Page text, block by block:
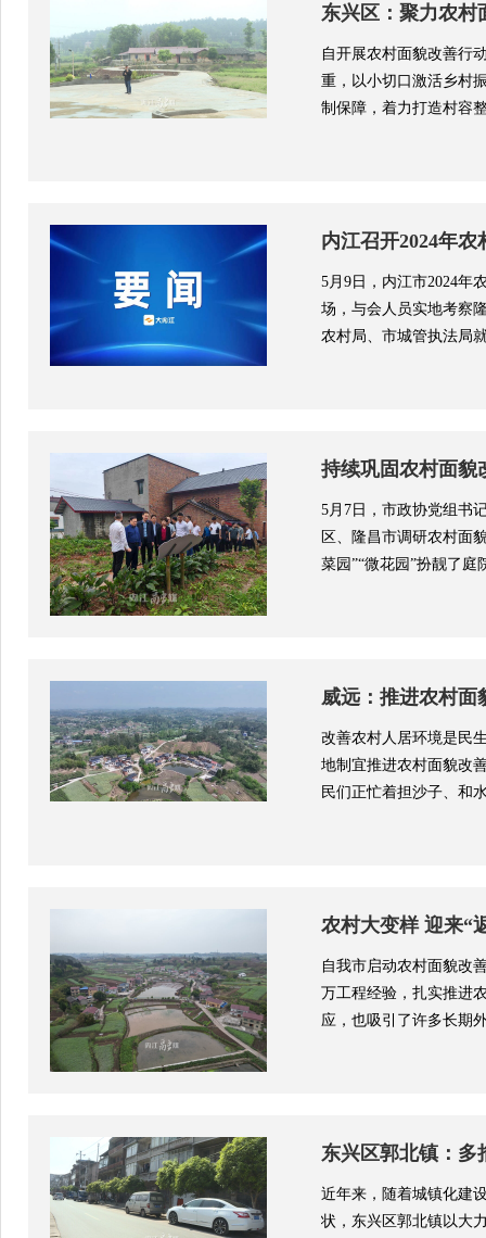
东兴区：聚力农村
自开展农村面貌改善行
重，以小切口激活乡村
制保障，着力打造村容
内江召开2024年
5月9日，内江市2024年
场，与会人员实地考察
农村局、市城管执法局
持续巩固农村面貌
5月7日，市政协党组书
区、隆昌市调研农村面
菜园”“微花园”扮靓了庭
威远：推进农村面
改善农村人居环境是民
地制宜推进农村面貌改
民们正忙着担沙子、和
农村大变样 迎来“
自我市启动农村面貌改
万工程经验，扎实推进
应，也吸引了许多长期
东兴区郭北镇：多
近年来，随着城镇化建
状，东兴区郭北镇以大